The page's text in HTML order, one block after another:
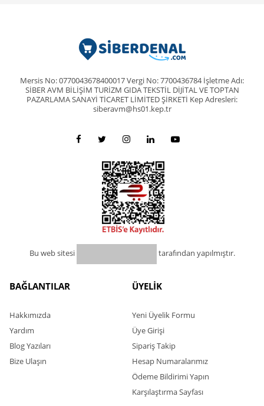
Mersis No: 0770043678400017 Vergi No: 7700436784 İşletme Adı:
SİBER AVM BİLİŞİM TURİZM GIDA TEKSTİL DİJİTAL VE TOPTAN
PAZARLAMA SANAYİ TİCARET LİMİTED ŞİRKETİ Kep Adresleri:
siberavm@hs01.kep.tr
Bu web sitesi tarafından yapılmıştır.
BAĞLANTILAR
Hakkımızda
Yardım
Blog Yazıları
Bize Ulaşın
ÜYELİK
Yeni Üyelik Formu
Üye Girişi
Sipariş Takip
Hesap Numaralarımız
Ödeme Bildirimi Yapın
Karşılaştırma Sayfası